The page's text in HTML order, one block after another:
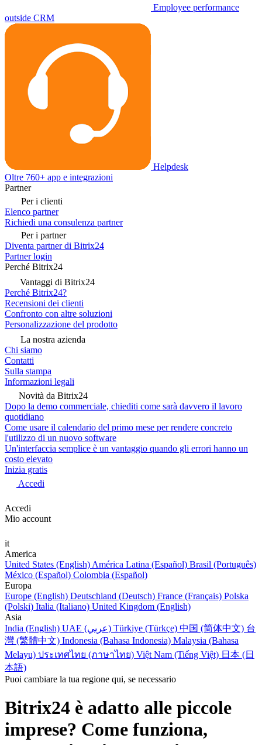
Employee performance
outside CRM
Helpdesk
Oltre 760+ app e integrazioni
Partner
Per i clienti
Elenco partner
Richiedi una consulenza partner
Per i partner
Diventa partner di Bitrix24
Partner login
Perché Bitrix24
Vantaggi di Bitrix24
Perché Bitrix24?
Recensioni dei clienti
Confronto con altre soluzioni
Personalizzazione del prodotto
La nostra azienda
Chi siamo
Contatti
Sulla stampa
Informazioni legali
Novità da Bitrix24
Dopo la demo commerciale, chiediti come sarà davvero il lavoro
quotidiano
Come usare il calendario del primo mese per rendere concreto
l'utilizzo di un nuovo software
Un'interfaccia semplice è un vantaggio quando gli errori hanno un
costo elevato
Inizia gratis
Accedi
Accedi
Mio account
it
America
United States (English) América Latina (Español) Brasil (Português)
México (Español) Colombia (Español)
Europa
Europe (English) Deutschland (Deutsch) France (Français) Polska
(Polski) Italia (Italiano) United Kingdom (English)
Asia
India (English)
UAE (عربي) Türkiye (Türkçe) 中国 (简体中文) 台
灣 (繁體中文) Indonesia (Bahasa Indonesia) Malaysia (Bahasa
Melayu) ประเทศไทย (ภาษาไทย) Việt Nam (Tiếng Việt) 日本 (日
本語)
Puoi cambiare la tua regione qui, se necessario
Bitrix24 è adatto alle piccole
imprese? Come funziona,